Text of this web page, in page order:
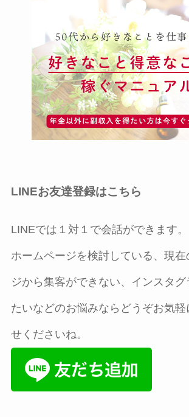
LINEお友達登録はこちら
LINEでは１対１で会話ができます。
ホームページを検討している、現
ジから集客ができない、インスタグ
たいなどのお悩みならどうぞお気
せくださいね。